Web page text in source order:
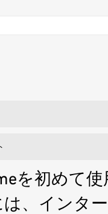
を初めて
、インタ